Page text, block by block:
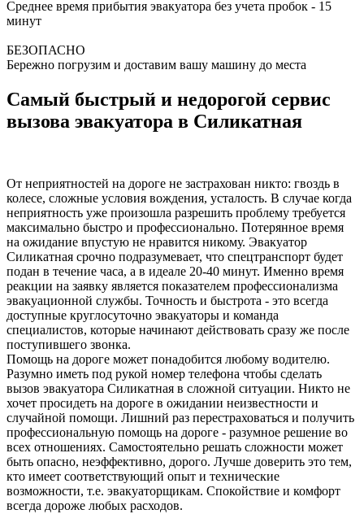
Среднее время прибытия эвакуатора без учета пробок - 15
минут
БЕЗОПАСНО
Бережно погрузим и доставим вашу машину до места
Самый быстрый и недорогой сервис
вызова эвакуатора в Силикатная
От неприятностей на дороге не застрахован никто: гвоздь в
колесе, сложные условия вождения, усталость. В случае когда
неприятность уже произошла разрешить проблему требуется
максимально быстро и профессионально. Потерянное время
на ожидание впустую не нравится никому. Эвакуатор
Силикатная срочно подразумевает, что спецтранспорт будет
подан в течение часа, а в идеале 20-40 минут. Именно время
реакции на заявку является показателем профессионализма
эвакуационной службы. Точность и быстрота - это всегда
доступные круглосуточно эвакуаторы и команда
специалистов, которые начинают действовать сразу же после
поступившего звонка.
Помощь на дороге может понадобится любому водителю.
Разумно иметь под рукой номер телефона чтобы сделать
вызов эвакуатора Силикатная в сложной ситуации. Никто не
хочет просидеть на дороге в ожидании неизвестности и
случайной помощи. Лишний раз перестраховаться и получить
профессиональную помощь на дороге - разумное решение во
всех отношениях. Самостоятельно решать сложности может
быть опасно, неэффективно, дорого. Лучше доверить это тем,
кто имеет соответствующий опыт и технические
возможности, т.е. эвакуаторщикам. Спокойствие и комфорт
всегда дороже любых расходов.